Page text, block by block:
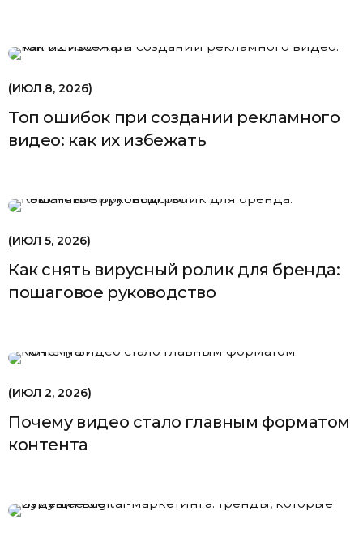
ИЮЛ 8, 2026
Топ ошибок при создании рекламного
видео: как их избежать
ИЮЛ 5, 2026
Как снять вирусный ролик для бренда:
пошаговое руководство
ИЮЛ 2, 2026
Почему видео стало главным форматом
контента